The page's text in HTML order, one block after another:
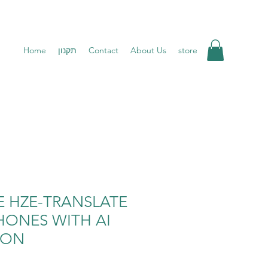
Home תקנון Contact About Us store
HZE-TRANSLATE
WITH AI